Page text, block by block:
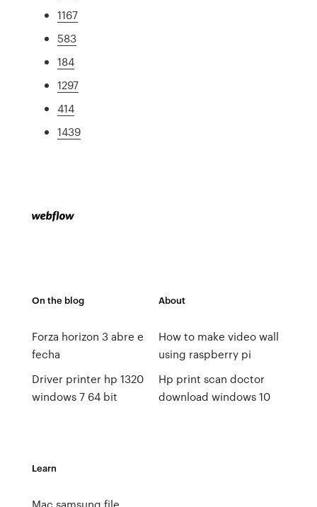
1167
583
184
1297
414
1439
On the blog
Forza horizon 3 abre e
fecha
Driver printer hp 1320
windows 7 64 bit
About
How to make video wall
using raspberry pi
Hp print scan doctor
download windows 10
Learn
Mac samsung file